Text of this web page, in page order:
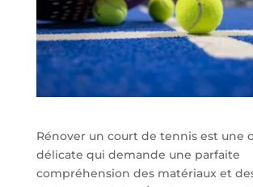
Rénover un court de tennis est une
délicate qui demande une parfaite
compréhension des matériaux et